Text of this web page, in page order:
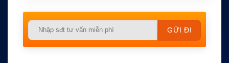
Bảo hành 1 năm
Please